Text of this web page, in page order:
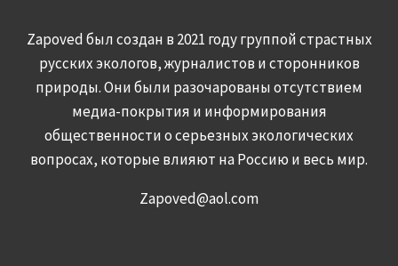
Zapoved был создан в 2021 году группой страстных
русских экологов, журналистов и сторонников
природы. Они были разочарованы отсутствием
медиа-покрытия и информирования
общественности о серьезных экологических
вопросах, которые влияют на Россию и весь мир.
Zapoved@aol.com